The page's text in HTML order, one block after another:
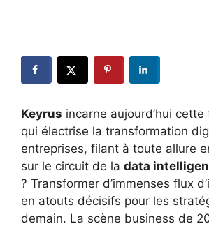
Keyrus incarne aujourd’hui
qui électrise la transformation
entreprises, filant à toute allure
sur le circuit de la data
? Transformer d’immenses flux
en atouts décisifs pour les
demain. La scène business de